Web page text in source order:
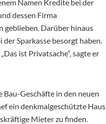
Namen Kredite bei der
dessen Firma
geblieben. Darüber hinaus
Sparkasse besorgt haben.
ist Privatsache“, sagte er
Geschäfte in den neuen
ein denkmalgeschützte Haus
Mieter zu finden.